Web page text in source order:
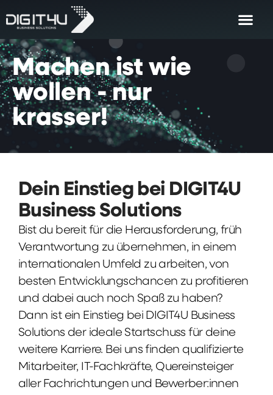
Machen ist wie
wollen - nur
krasser!
Dein Einstieg bei DIGIT4U
Business Solutions
Bist du bereit für die Herausforderung, früh
Verantwortung zu übernehmen, in einem
internationalen Umfeld zu arbeiten, von
besten Entwicklungschancen zu profitieren
und dabei auch noch Spaß zu haben?
Dann ist ein Einstieg bei DIGIT4U Business
Solutions der ideale Startschuss für deine
weitere Karriere. Bei uns finden qualifizierte
Mitarbeiter, IT-Fachkräfte, Quereinsteiger
aller Fachrichtungen und Bewerber:innen